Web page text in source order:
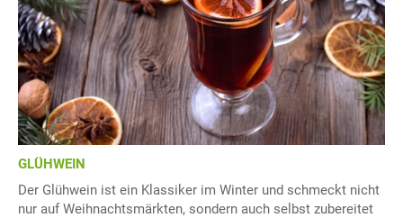
GLÜHWEIN
Der Glühwein ist ein Klassiker im Winter und schmeckt nicht
nur auf Weihnachtsmärkten, sondern auch selbst zubereitet